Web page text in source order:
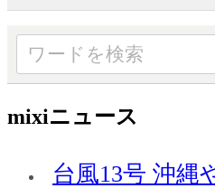
mixiニュース
台風13号 沖縄